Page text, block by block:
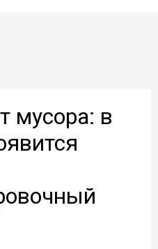
мусора: в